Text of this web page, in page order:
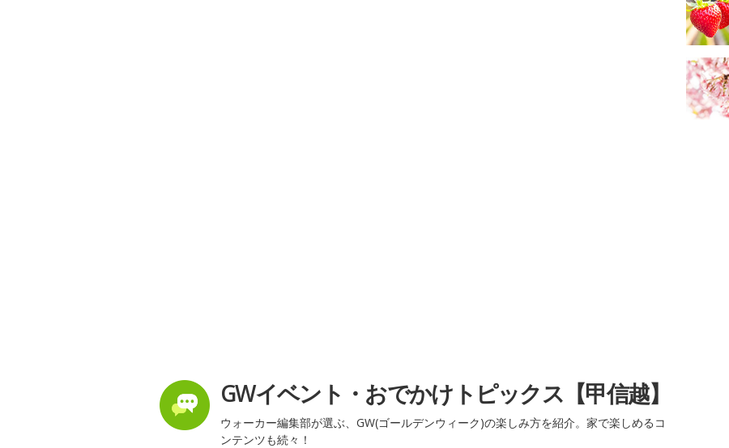
GWイベント・おでかけトピックス【甲信越】
ウォーカー編集部が選ぶ、GW(ゴールデンウィーク)の楽しみ方を紹介。家で楽しめるコ
ンテンツも続々！